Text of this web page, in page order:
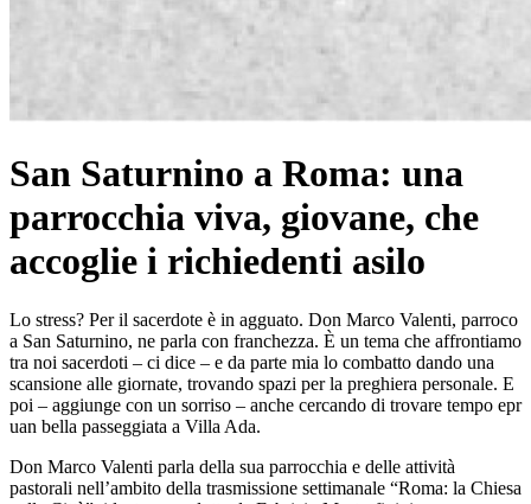
San Saturnino a Roma: una
parrocchia viva, giovane, che
accoglie i richiedenti asilo
Lo stress? Per il sacerdote è in agguato. Don Marco Valenti, parroco
a San Saturnino, ne parla con franchezza. È un tema che affrontiamo
tra noi sacerdoti – ci dice – e da parte mia lo combatto dando una
scansione alle giornate, trovando spazi per la preghiera personale. E
poi – aggiunge con un sorriso – anche cercando di trovare tempo epr
uan bella passeggiata a Villa Ada.
Don Marco Valenti parla della sua parrocchia e delle attività
pastorali nell’ambito della trasmissione settimanale “Roma: la Chiesa